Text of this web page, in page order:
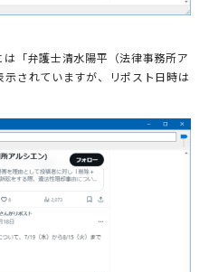
「弁護士清水陽平（法律事務所ア
されていますが、リポスト日時は